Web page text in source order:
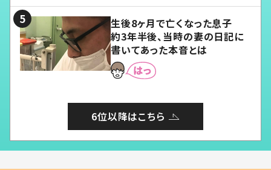
生後8ヶ月で亡くなった息子
約3年半後、当時の妻の日記に
書いてあった本音とは
6位以降はこちら